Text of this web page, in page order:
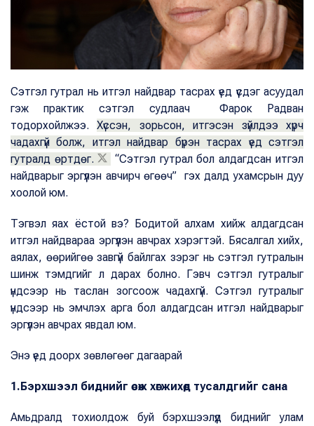
Сэтгэл гутрал нь итгэл найдвар тасрах үед үүсдэг асуудал
гэж практик сэтгэл судлаач Фарок Радван
тодорхойлжээ.Хүссэн, зорьсон, итгэсэн зүйлдээ хүрч
чадахгүй болж, итгэл найдвар бүрэн тасрах үед сэтгэл
гутралд өртдөг.
“Сэтгэл гутрал бол алдагдсан итгэл
найдварыг эргүүлэн авчирч өгөөч” гэх далд ухамсрын дуу
хоолой юм.
Тэгвэл яах ёстой вэ? Бодитой алхам хийж алдагдсан
итгэл найдвараа эргүүлэн авчрах хэрэгтэй. Бясалгал хийх,
аялах, өөрийгөө завгүй байлгах зэрэг нь сэтгэл гутралын
шинж тэмдгийг л дарах болно. Гэвч сэтгэл гутралыг
үндсээр нь таслан зогсоож чадахгүй. Сэтгэл гутралыг
үндсээр нь эмчлэх арга бол алдагдсан итгэл найдварыг
эргүүлэн авчрах явдал юм.
Энэ үед доорх зөвлөгөөг дагаарай
1.Бэрхшээл биднийг өсөж хөгжихөд тусалдгийг сана
Амьдралд тохиолдож буй бэрхшээлүүд биднийг улам